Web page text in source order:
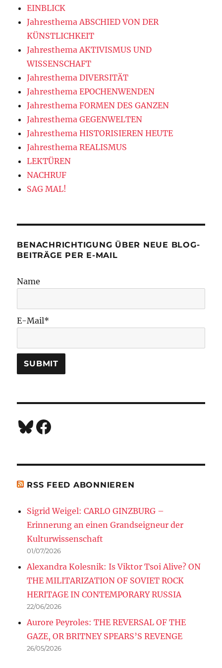
EINBLICK
Jahresthema ABSCHIED VON DER
KÜNSTLICHKEIT
Jahresthema AKTIVISMUS UND
WISSENSCHAFT
Jahresthema DIVERSITÄT
Jahresthema EPOCHENWENDEN
Jahresthema FORMEN DES GANZEN
Jahresthema GEGENWELTEN
Jahresthema HISTORISIEREN HEUTE
Jahresthema REALISMUS
LEKTÜREN
NACHRUF
SAG MAL!
BENACHRICHTIGUNG ÜBER NEUE BLOG-
BEITRÄGE PER E-MAIL
Name
E-Mail*
Bluesky
Facebook
RSS FEED ABONNIEREN
Sigrid Weigel: CARLO GINZBURG –
Erinnerung an einen Grandseigneur der
Kulturwissenschaft
01/07/2026
Alexandra Kolesnik: Is Viktor Tsoi Alive? ON
THE MILITARIZATION OF SOVIET ROCK
HERITAGE IN CONTEMPORARY RUSSIA
22/06/2026
Aurore Peyroles: THE REVERSAL OF THE
GAZE, OR BRITNEY SPEARS’S REVENGE
26/05/2026